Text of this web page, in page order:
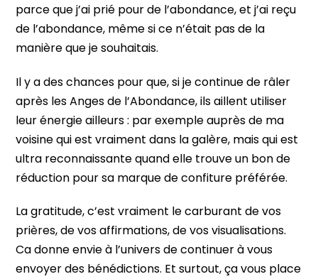
parce que j’ai prié pour de l’abondance, et j’ai reçu
de l’abondance, même si ce n’était pas de la
manière que je souhaitais.
Il y a des chances pour que, si je continue de râler
après les Anges de l’Abondance, ils aillent utiliser
leur énergie ailleurs : par exemple auprès de ma
voisine qui est vraiment dans la galère, mais qui est
ultra reconnaissante quand elle trouve un bon de
réduction pour sa marque de confiture préférée.
La gratitude, c’est vraiment le carburant de vos
prières, de vos affirmations, de vos visualisations.
Ca donne envie à l’univers de continuer à vous
envoyer des bénédictions. Et surtout, ça vous place